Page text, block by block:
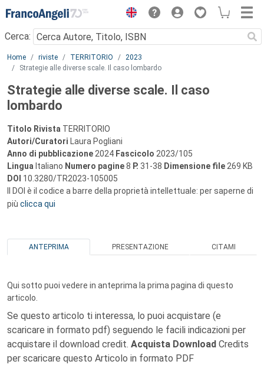
Menu
Cerca:
Main content
Home riviste TERRITORIO
2023
Strategie alle diverse scale. Il caso lombardo
Strategie alle diverse scale. Il caso
lombardo
Titolo Rivista TERRITORIO
Autori/Curatori Laura Pogliani
Anno di pubblicazione 2024 Fascicolo 2023/105
Lingua Italiano Numero pagine8 P. 31-38 Dimensione file 269 KB
DOI 10.3280/TR2023-105005
Il DOI è il codice a barre della proprietà intellettuale: per saperne di
più clicca qui
ANTEPRIMA PRESENTAZIONE CITAMI
Qui sotto puoi vedere in anteprima la prima pagina di questo
articolo.
Se questo articolo ti interessa, lo puoi acquistare (e
scaricare in formato pdf) seguendo le facili indicazioni per
acquistare il download credit. Acquista Download Credits
per scaricare questo Articolo in formato PDF